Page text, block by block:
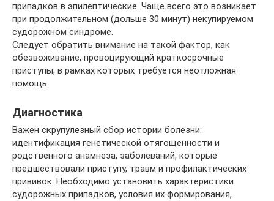
припадков в эпилептические. Чаще всего это возникает
при продолжительном (дольше 30 минут) некупируемом
судорожном синдроме.
Следует обратить внимание на такой фактор, как
обезвоживание, провоцирующий краткосрочные
приступы, в рамках которых требуется неотложная
помощь.
Диагностика
Важен скрупулезный сбор истории болезни:
идентификация генетической отягощенности и
родственного анамнеза, заболеваний, которые
предшествовали приступу, травм и профилактических
прививок. Необходимо установить характеристики
судорожных припадков, условия их формирования,